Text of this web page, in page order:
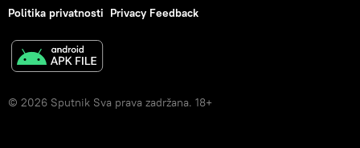
Politika privatnosti Privacy Feedback
© 2026 Sputnik Sva prava zadržana. 18+